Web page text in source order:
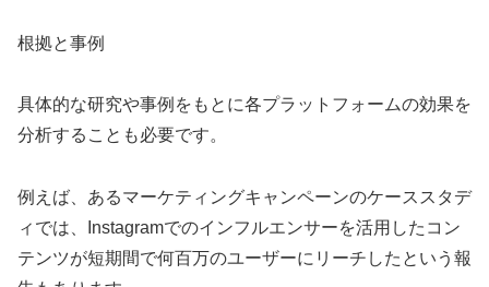
根拠と事例
具体的な研究や事例をもとに各プラットフォームの効果を
分析することも必要です。
例えば、あるマーケティングキャンペーンのケーススタデ
ィでは、Instagramでのインフルエンサーを活用したコン
テンツが短期間で何百万のユーザーにリーチしたという報